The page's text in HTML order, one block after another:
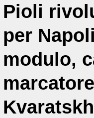
Pioli
per
modulo,